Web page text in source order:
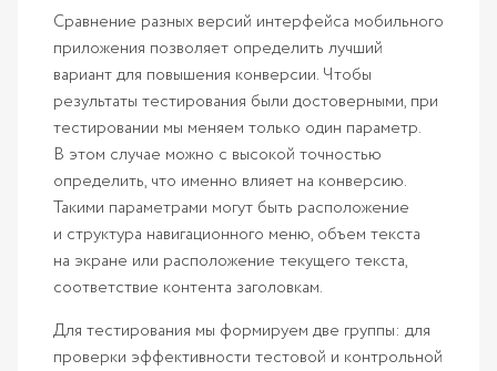
Сравнение разных версий интерфейса мобильного
приложения позволяет определить лучший
вариант для повышения конверсии. Чтобы
результаты тестирования были достоверными, при
тестировании мы меняем только один параметр.
В этом случае можно с высокой точностью
определить, что именно влияет на конверсию.
Такими параметрами могут быть расположение
и структура навигационного меню, объем текста
на экране или расположение текущего текста,
соответствие контента заголовкам.
Для тестирования мы формируем две группы: для
проверки эффективности тестовой и контрольной